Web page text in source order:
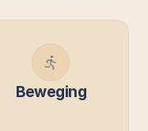
Beweging